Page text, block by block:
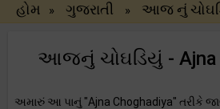
હોમ » ગુજરાતી » આજ નું
આજનું ચોઘડિયું - Ajna
અમારું આ પાનું "Ajna Choghadiya" તરીકે